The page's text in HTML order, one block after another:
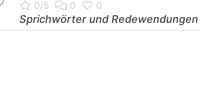
Sprichwörter und Redewendungen